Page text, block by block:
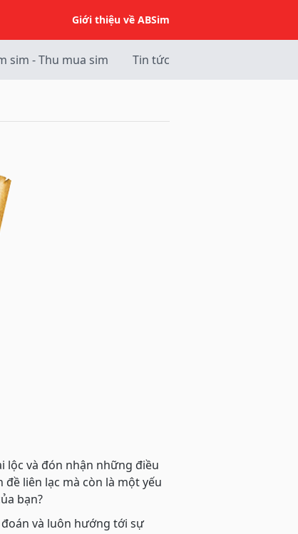
Giới thiệu về ABSim
sim - Thu mua sim Tin tức
lộc và đón nhận những điều
liên lạc mà còn là một yếu
bạn?
và luôn hướng tới sự